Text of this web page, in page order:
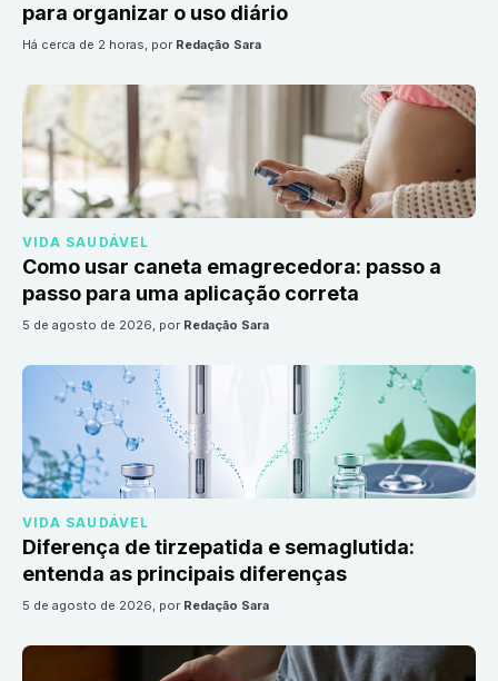
para organizar o uso diário
há cerca de 2 horas, por Redação Sara
VIDA SAUDÁVEL
Como usar caneta emagrecedora: passo a
passo para uma aplicação correta
5 de agosto de 2026, por Redação Sara
VIDA SAUDÁVEL
Diferença de tirzepatida e semaglutida:
entenda as principais diferenças
5 de agosto de 2026, por Redação Sara